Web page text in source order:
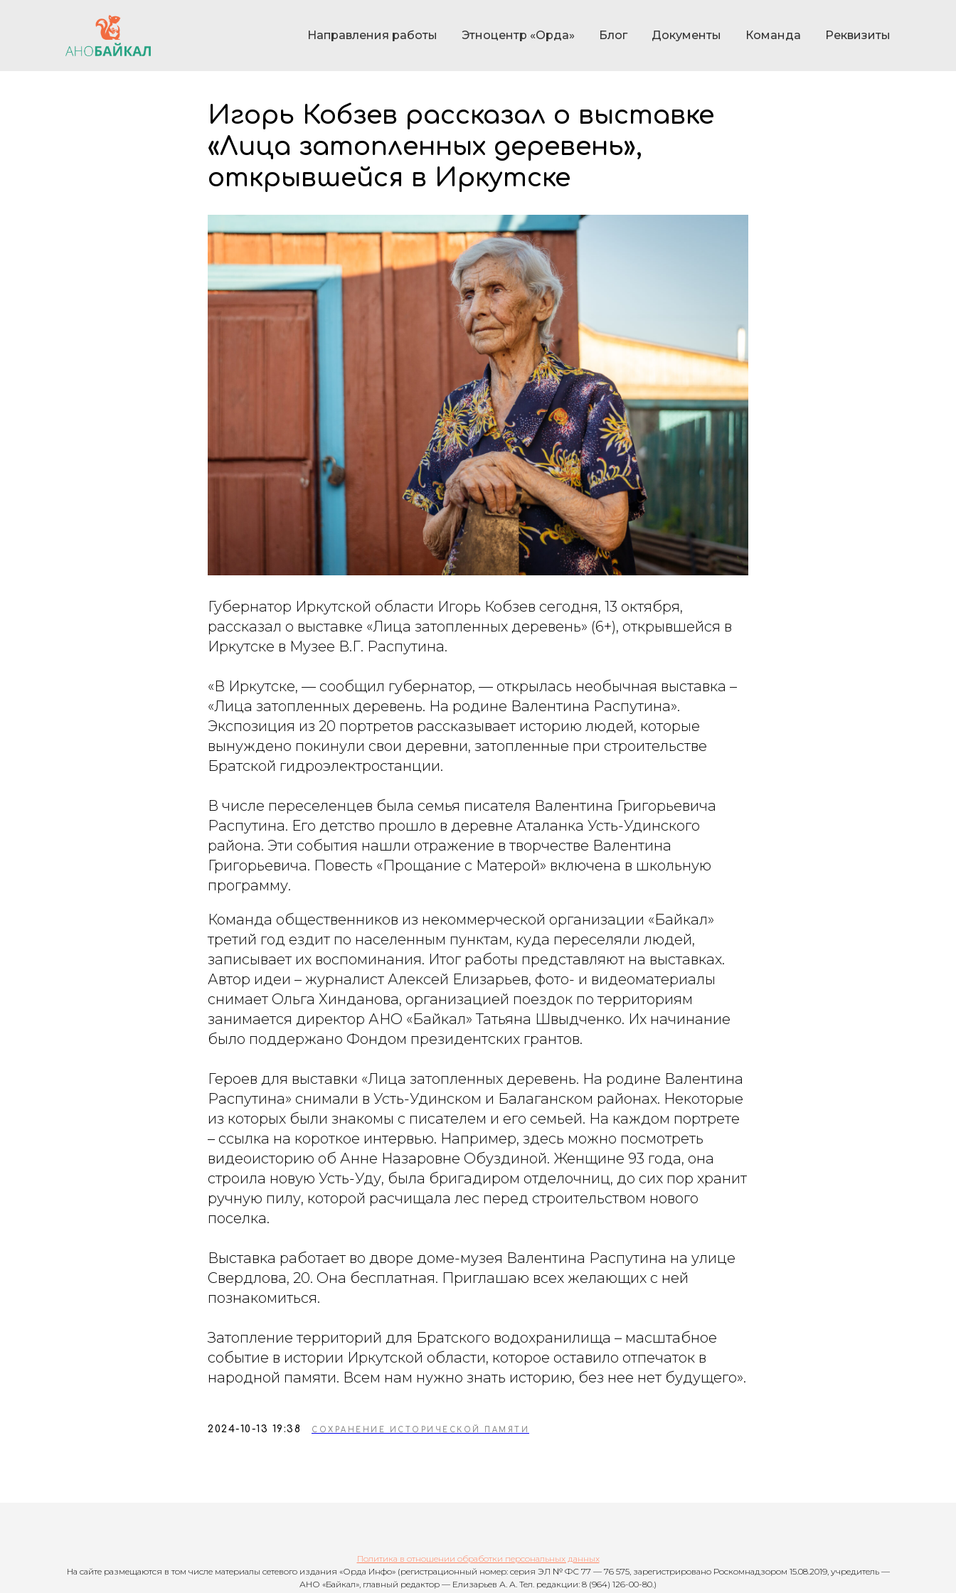
Направления работы Этноцентр «Орда» Блог Документы Команда Реквизиты
Игорь Кобзев рассказал о выставке
«Лица затопленных деревень»,
открывшейся в Иркутске
Губернатор Иркутской области Игорь Кобзев сегодня, 13 октября,
рассказал о выставке «Лица затопленных деревень» (6+), открывшейся в
Иркутске в Музее В.Г. Распутина.
«В Иркутске, — сообщил губернатор, — открылась необычная выставка –
«Лица затопленных деревень. На родине Валентина Распутина».
Экспозиция из 20 портретов рассказывает историю людей, которые
вынуждено покинули свои деревни, затопленные при строительстве
Братской гидроэлектростанции.
В числе переселенцев была семья писателя Валентина Григорьевича
Распутина. Его детство прошло в деревне Аталанка Усть-Удинского
района. Эти события нашли отражение в творчестве Валентина
Григорьевича. Повесть «Прощание с Матерой» включена в школьную
программу.
Команда общественников из некоммерческой организации «Байкал»
третий год ездит по населенным пунктам, куда переселяли людей,
записывает их воспоминания. Итог работы представляют на выставках.
Автор идеи – журналист Алексей Елизарьев, фото- и видеоматериалы
снимает Ольга Хинданова, организацией поездок по территориям
занимается директор АНО «Байкал» Татьяна Швыдченко. Их начинание
было поддержано Фондом президентских грантов.
Героев для выставки «Лица затопленных деревень. На родине Валентина
Распутина» снимали в Усть-Удинском и Балаганском районах. Некоторые
из которых были знакомы с писателем и его семьей. На каждом портрете
– ссылка на короткое интервью. Например, здесь можно посмотреть
видеоисторию об Анне Назаровне Обуздиной. Женщине 93 года, она
строила новую Усть-Уду, была бригадиром отделочниц, до сих пор хранит
ручную пилу, которой расчищала лес перед строительством нового
поселка.
Выставка работает во дворе доме-музея Валентина Распутина на улице
Свердлова, 20. Она бесплатная. Приглашаю всех желающих с ней
познакомиться.
Затопление территорий для Братского водохранилища – масштабное
событие в истории Иркутской области, которое оставило отпечаток в
народной памяти. Всем нам нужно знать историю, без нее нет будущего».
2024-10-13 19:38 СОХРАНЕНИЕ ИСТОРИЧЕСКОЙ ПАМЯТИ
Политика в отношении обработки персональных данных
На сайте размещаются в том числе материалы сетевого издания «Орда Инфо» (регистрационный номер: серия ЭЛ № ФС 77 — 76 575, зарегистрировано Роскомнадзором 15.08.2019, учредитель —
АНО «Байкал», главный редактор — Елизарьев А. А. Тел. редакции: 8 (964) 126-00-80.)